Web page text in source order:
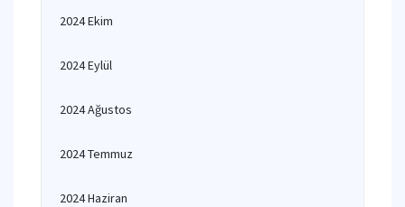
2024 Ekim
2024 Eylül
2024 Ağustos
2024 Temmuz
2024 Haziran